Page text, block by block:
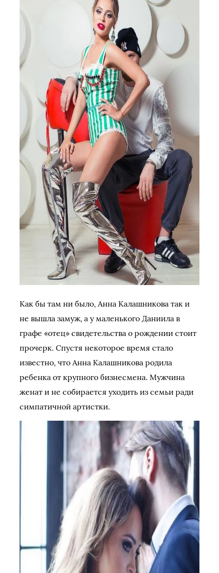
Как бы там ни было, Анна Калашникова так и
не вышла замуж, а у маленького Даниила в
графе «отец» свидетельства о рождении стоит
прочерк. Спустя некоторое время стало
известно, что Анна Калашникова родила
ребенка от крупного бизнесмена. Мужчина
женат и не собирается уходить из семьи ради
симпатичной артистки.